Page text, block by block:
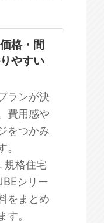
い
格・間
やすい
ランが決
費用感や
をつかみ
規格住宅
シリー
をまとめ
す。